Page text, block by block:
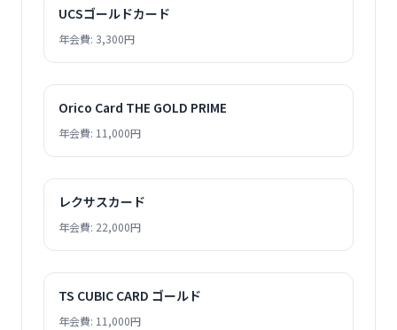
UCSゴールドカード
年会費: 3,300円
Orico Card THE GOLD PRIME
年会費: 11,000円
レクサスカード
年会費: 22,000円
TS CUBIC CARD ゴールド
年会費: 11,000円